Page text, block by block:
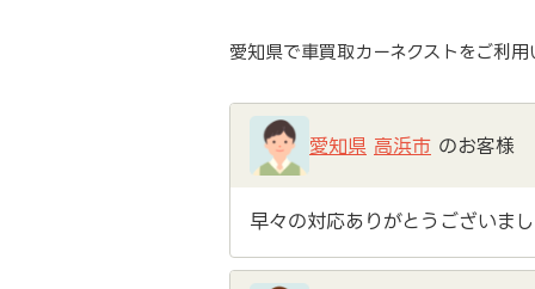
愛知県で車買取カーネクストをご利
愛知県 高浜市 のお客様
早々の対応ありがとうございま